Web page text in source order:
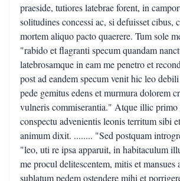
praeside, tutiores latebrae forent, in
solitudines concessi ac, si defuisset cibus,
mortem aliquo pacto quaerere. Tum sole
"rabido et flagranti specum quandam
latebrosamque in eam me penetro et
post ad eandem specum venit hic leo
pede gemitus edens et murmura dolorem
vulneris commiserantia." Atque illic primo
conspectu advenientis leonis territum sibi
animum dixit. ........ "Sed postquam
"leo, uti re ipsa apparuit, in habitaculum
me procul delitescentem, mitis et mansues
sublatum pedem ostendere mihi et